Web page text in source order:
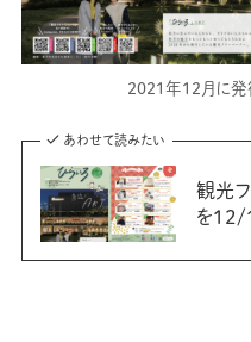
2021年12月に発
あわせて読みたい
観光
を12/